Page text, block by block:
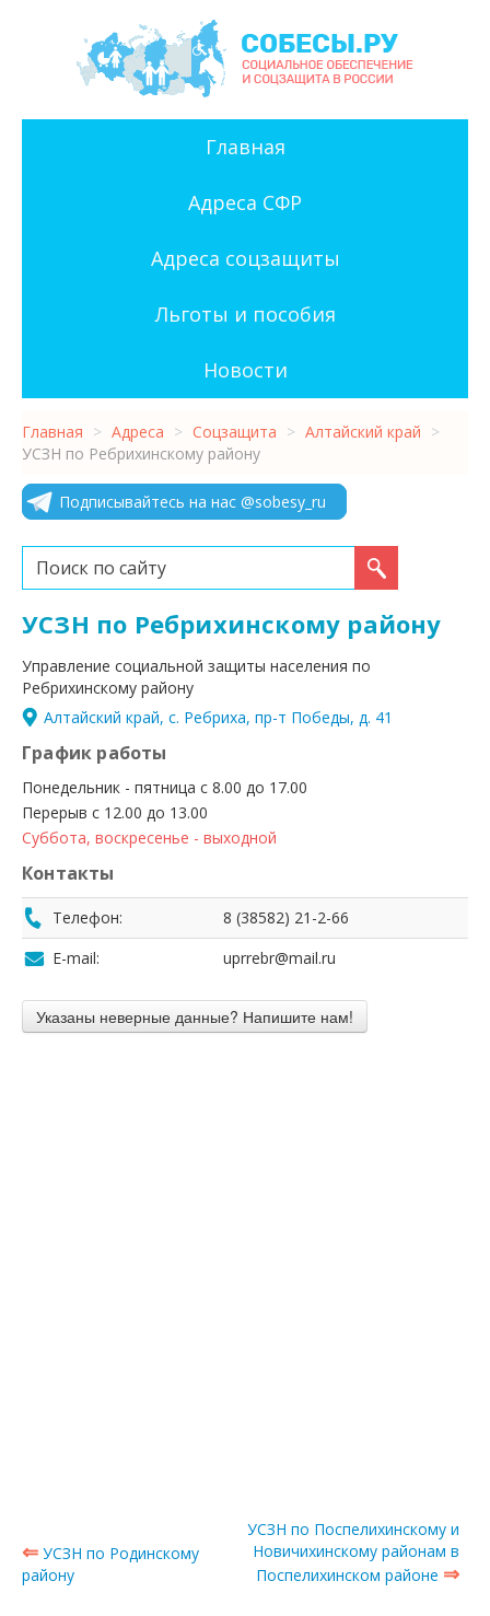
Главная
Адреса СФР
Адреса соцзащиты
Льготы и пособия
Новости
Главная > Адреса > Соцзащита > Алтайский край >
УСЗН по Ребрихинскому району
Подписывайтесь на нас @sobesy_ru
Искать...
УСЗН по Ребрихинскому району
Управление социальной защиты населения по
Ребрихинскому району
Алтайский край, с. Ребриха, пр-т Победы, д. 41
График работы
Понедельник - пятница с 8.00 до 17.00
Перерыв с 12.00 до 13.00
Суббота, воскресенье - выходной
Контакты
Телефон:
8 (38582) 21-2-66
E-mail:
uprrebr@mail.ru
⇐ УСЗН по Родинскому
району
УСЗН по Поспелихинскому и
Новичихинскому районам в
Поспелихинском районе ⇒